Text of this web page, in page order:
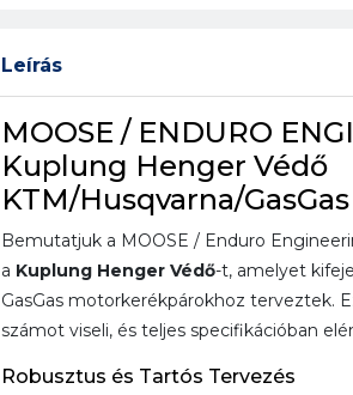
Leírás
MOOSE / ENDURO
Kuplung Henger Védő
KTM/Husqvarna/GasGas
Bemutatjuk a MOOSE / Enduro
a Kuplung Henger Védő-t, amelyet
GasGas motorkerékpárokhoz terveztek.
számot viseli, és teljes specifikációban
Robusztus és Tartós Tervezés